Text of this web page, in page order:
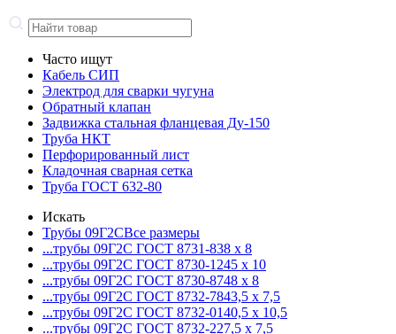
Часто ищут
Кабель СИП
Электрод для сварки чугуна
Обратный клапан
Задвижка стальная фланцевая Ду-150
Труба НКТ
Перфорированный лист
Кладочная сварная сетка
Труба ГОСТ 632-80
Искать
Трубы 09Г2СВсе размеры
...трубы 09Г2С ГОСТ 8731-838 x 8
...трубы 09Г2С ГОСТ 8730-1245 x 10
...трубы 09Г2С ГОСТ 8730-8748 x 8
...трубы 09Г2С ГОСТ 8732-7843,5 x 7,5
...трубы 09Г2С ГОСТ 8732-0140,5 x 10,5
...трубы 09Г2С ГОСТ 8732-227,5 x 7,5